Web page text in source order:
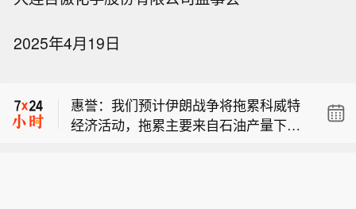
2025年4月19日
货普遍收涨，COMEX黄金期货涨2.3
7%，报4401.3美元/盎司，本周累涨超
惠誉：我们预计伊朗战争将拖累科威特
经济活动，拖累主要来自石油产量下